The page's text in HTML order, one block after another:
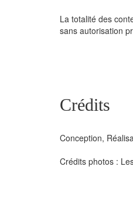
La totalité des
sans autorisation
Crédits
Conception,
Crédits photos :